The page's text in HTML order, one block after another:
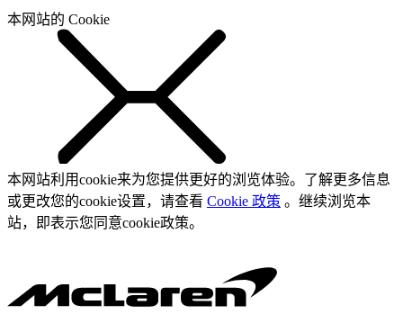
本网站的 Cookie
本网站利用cookie来为您提供更好的浏览体验。了解更多信息
或更改您的cookie设置，请查看 Cookie 政策 。继续浏览本
站，即表示您同意cookie政策。